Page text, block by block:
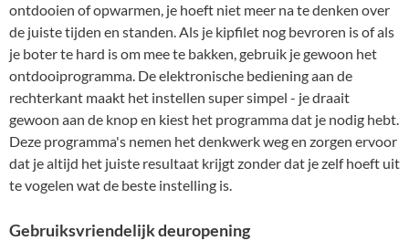
ontdooien of opwarmen, je hoeft niet meer na te denken over
de juiste tijden en standen. Als je kipfilet nog bevroren is of als
je boter te hard is om mee te bakken, gebruik je gewoon het
ontdooiprogramma. De elektronische bediening aan de
rechterkant maakt het instellen super simpel - je draait
gewoon aan de knop en kiest het programma dat je nodig hebt.
Deze programma's nemen het denkwerk weg en zorgen ervoor
dat je altijd het juiste resultaat krijgt zonder dat je zelf hoeft uit
te vogelen wat de beste instelling is.
Gebruiksvriendelijk deuropening